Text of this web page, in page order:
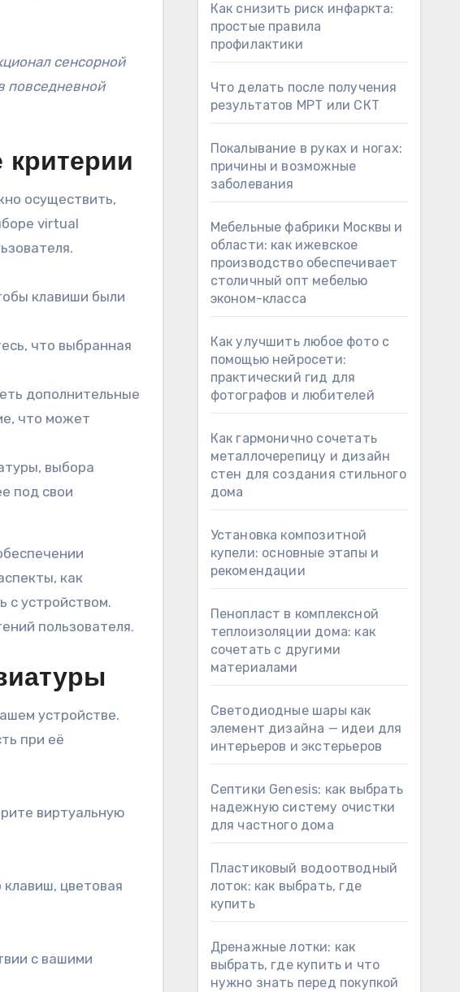
сенсорной
повседневной
осуществить,
virtual
клавиши были
что выбранная
дополнительные
что может
выбора
под свои
как
с устройством.
пользователя.
устройстве.
при её
виртуальную
цветовая
с вашими
Как снизить риск инфаркта:
простые правила
профилактики
Что делать после получения
результатов МРТ или СКТ
Покалывание в руках и ногах:
причины и возможные
заболевания
Мебельные фабрики Москвы и
области: как ижевское
производство обеспечивает
столичный опт мебелью
эконом-класса
Как улучшить любое фото с
помощью нейросети:
практический гид для
фотографов и любителей
Как гармонично сочетать
металлочерепицу и дизайн
стен для создания стильного
дома
Установка композитной
купели: основные этапы и
рекомендации
Пенопласт в комплексной
теплоизоляции дома: как
сочетать с другими
материалами
Светодиодные шары как
элемент дизайна — идеи для
интерьеров и экстерьеров
Септики Genesis: как выбрать
надежную систему очистки
для частного дома
Пластиковый водоотводный
лоток: как выбрать, где
купить
Дренажные лотки: как
выбрать, где купить и что
нужно знать перед покупкой